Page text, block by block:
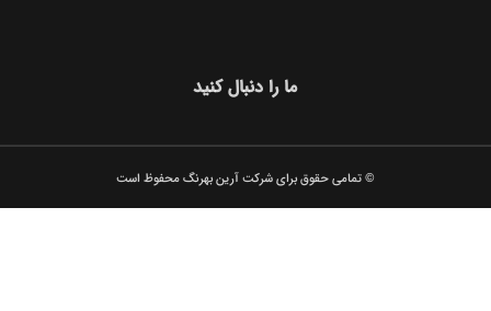
ما را دنبال کنید
© تمامی حقوق برای شرکت آرین بهرنگ محفوظ است